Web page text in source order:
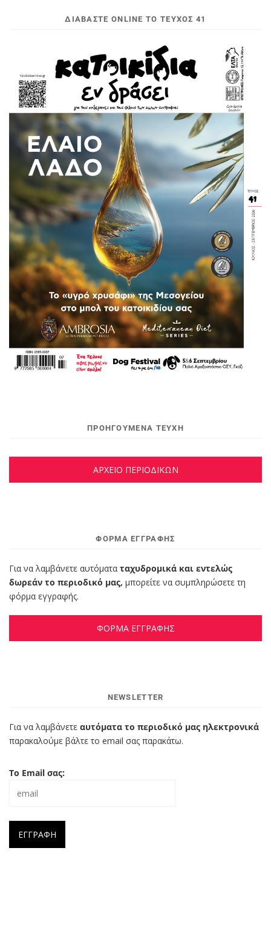
ΔΙΑΒΆΣΤΕ ONLINE ΤΟ ΤΕΎΧΟΣ 41
ΠΡΟΗΓΟΥΜΕΝΑ ΤΕΥΧΗ
ΑΡΧΕΙΟ ΠΕΡΙΟΔΙΚΩΝ
ΦΌΡΜΑ ΕΓΓΡΑΦΉΣ
Για να λαμβάνετε αυτόματα ταχυδρομικά και εντελώς
δωρεάν το περιοδικό μας, μπορείτε να συμπληρώσετε τη
φόρμα εγγραφής.
ΦΟΡΜΑ ΕΓΓΡΑΦΗΣ
NEWSLETTER
Για να λαμβάνετε αυτόματα το περιοδικό μας ηλεκτρονικά
παρακαλούμε βάλτε το email σας παρακάτω.
Το Email σας: